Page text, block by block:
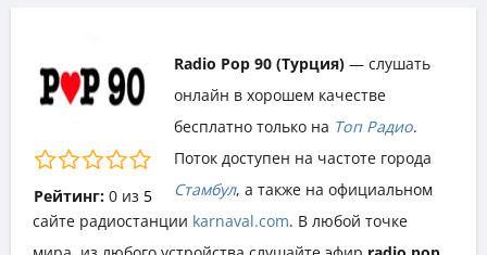
Рейтинг: 0из 5
Radio Pop 90 (Турция) — слушать
онлайн в хорошем качестве
бесплатно только на Топ Радио.
Поток доступен на частоте города
Стамбул, а также на официальном
сайте радиостанции karnaval.com. В любой точке